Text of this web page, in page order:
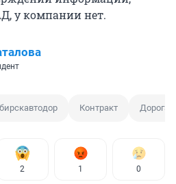
у компании нет.
Контракт Дорога
2 1 0